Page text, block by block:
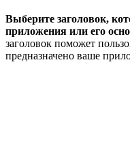
Выберите заголовок,
приложения или его
заголовок поможет
предназначено ваше